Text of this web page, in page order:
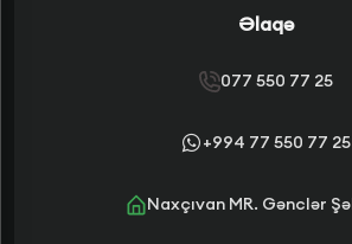
Əlaqə
077 550 77 25
+994 77 550 77 25
Naxçıvan MR. Gənclər